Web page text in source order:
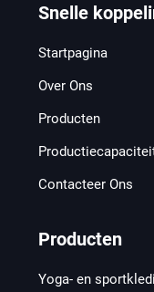
Snelle
Startpagina
Over Ons
Producten
Contacteer Ons
Producten
Yoga- en